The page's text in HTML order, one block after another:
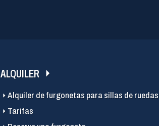
ALQUILER
Alquiler de furgonetas para sillas de ruedas
Tarifas